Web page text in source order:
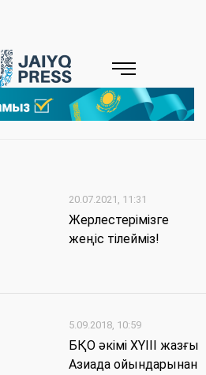
20.07.2021, 11:31
Жерлестерімізге
жеңіс тілейміз!
5.09.2018, 10:59
БҚО әкімі ХҮІІІ жазғы
Азиада ойындарынан